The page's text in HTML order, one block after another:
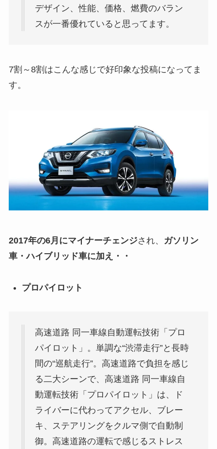
デザイン、性能、価格、燃費のバラン
スが一番優れていると思ってます。
7割～8割はこんな感じで好印象な投稿になってま
す。
2017年の6月にマイナーチェンジされ、
ガソリン
車・ハイブリッド車に加え・・
プロパイロット
高速道路 同一車線自動運転技術「プロ
パイロット」。単調な“渋滞走行”と長時
間の“巡航走行”。高速道路で負担を感じ
る二大シーンで、高速道路 同一車線自
動運転技術「プロパイロット」は、ド
ライバーに代わってアクセル、ブレー
キ、ステアリングをクルマ側で自動制
御。高速道路の運転で感じるストレス